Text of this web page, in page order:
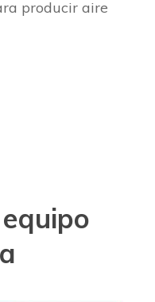
producir aire